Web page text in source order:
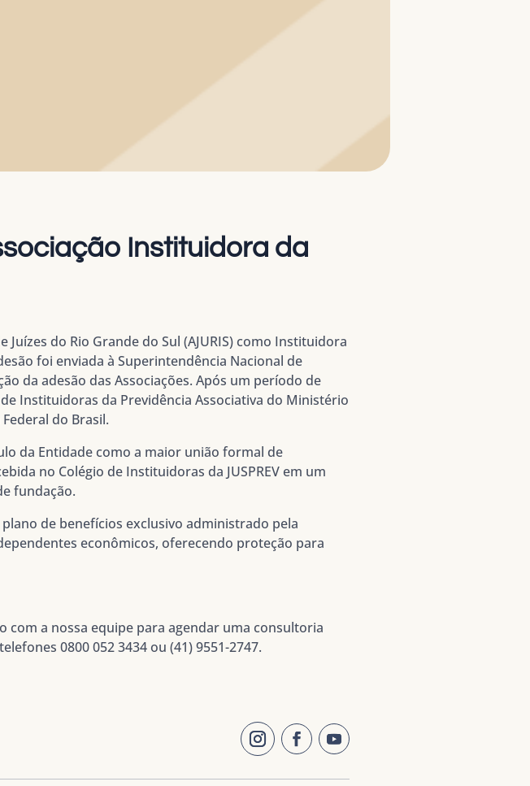
Instituidora da
Juízes do Rio Grande do Sul (AJURIS) como Instituidora
foi enviada à Superintendência Nacional de
da adesão das Associações. Após um período de
Instituidoras da Previdência Associativa do Ministério
do Brasil.
da Entidade como a maior união formal de
no Colégio de Instituidoras da JUSPREV em um
fundação.
de benefícios exclusivo administrado pela
econômicos, oferecendo proteção para
com a nossa equipe para agendar uma consultoria
0800 052 3434 ou (41) 9551-2747.